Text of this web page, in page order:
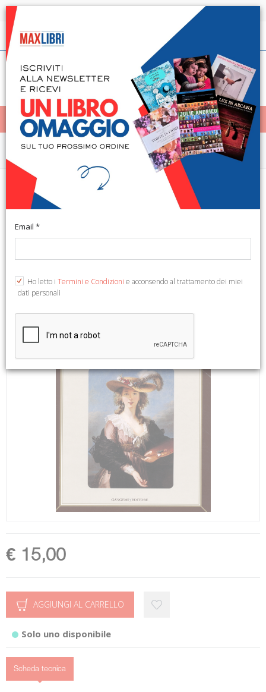
Spedizione in 24h per tutti i libri disponibili
Italiano
< Home
MENÙ
Il tuo sguardo illumina anche le
stelle
della Storia).
€ 15,00
AGGIUNGI AL CARRELLO
Solo uno disponibile
Scheda tecnica
Email *
Ho letto i Termini e Condizioni e acconsendo al trattamento dei miei
dati personali